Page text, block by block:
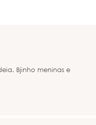
Bjinho meninas e